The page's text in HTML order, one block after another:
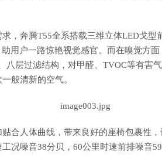
，奔腾T55全系搭载三维立体LED戈型
用户一路惊艳视觉感官。而在嗅觉方
八层过滤结构，对甲醛、TVOC等有害
般清新的空气。
合人体曲线，带来良好的座椅包裹性
况噪音38分贝，60公里时速前排噪音